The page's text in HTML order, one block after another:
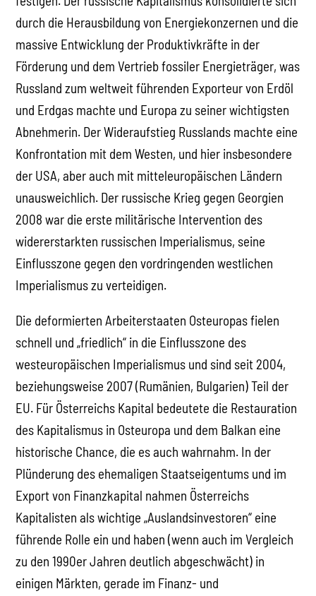
durch die Herausbildung von Energiekonzernen und die
massive Entwicklung der Produktivkräfte in der
Förderung und dem Vertrieb fossiler Energieträger, was
Russland zum weltweit führenden Exporteur von Erdöl
und Erdgas machte und Europa zu seiner wichtigsten
Abnehmerin. Der Wideraufstieg Russlands machte eine
Konfrontation mit dem Westen, und hier insbesondere
der USA, aber auch mit mitteleuropäischen Ländern
unausweichlich. Der russische Krieg gegen Georgien
2008 war die erste militärische Intervention des
widererstarkten russischen Imperialismus, seine
Einflusszone gegen den vordringenden westlichen
Imperialismus zu verteidigen.
Die deformierten Arbeiterstaaten Osteuropas fielen
schnell und „friedlich“ in die Einflusszone des
westeuropäischen Imperialismus und sind seit 2004,
beziehungsweise 2007 (Rumänien, Bulgarien) Teil der
EU. Für Österreichs Kapital bedeutete die Restauration
des Kapitalismus in Osteuropa und dem Balkan eine
historische Chance, die es auch wahrnahm. In der
Plünderung des ehemaligen Staatseigentums und im
Export von Finanzkapital nahmen Österreichs
Kapitalisten als wichtige „Auslandsinvestoren“ eine
führende Rolle ein und haben (wenn auch im Vergleich
zu den 1990er Jahren deutlich abgeschwächt) in
einigen Märkten, gerade im Finanz- und